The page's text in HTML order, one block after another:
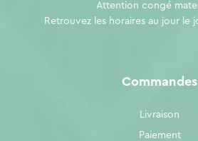
Commandes
Livraison
Paiement
Attention congé
Retrouvez les horaires au jour le